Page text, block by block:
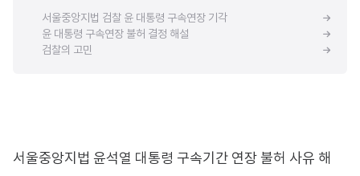
서울중앙지법 검찰 윤 대통령 구속연장 기각
윤 대통령 구속연장 불허 결정 해설
검찰의 고민
서울중앙지법 윤석열 대통령 구속기간 연장 불허 사유 해